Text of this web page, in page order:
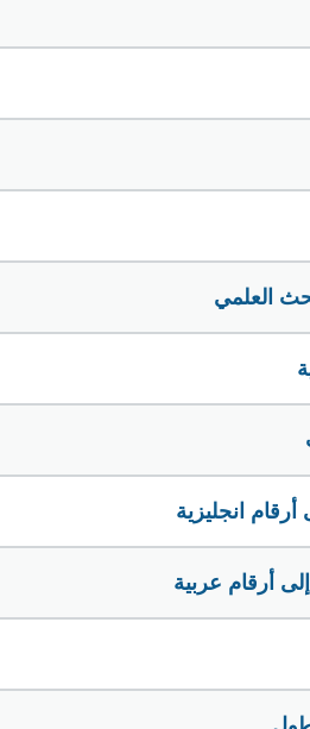
العلمي
أرقام انجليزية
أرقام عربية